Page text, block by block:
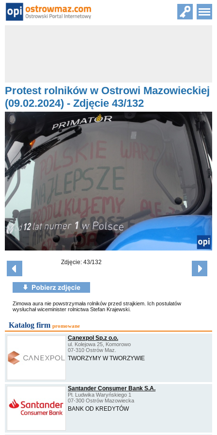
Protest rolników w Ostrowi Mazowieckiej
(09.02.2024) - Zdjęcie 43/132
Zdjęcie: 43/132
Zimowa aura nie powstrzymała rolników przed strajkiem. Ich postulatów
wysłuchał wiceminister rolnictwa Stefan Krajewski.
Katalog firm promowane
Canexpol Sp.z o.o.
ul. Kolejowa 25, Komorowo
07-310 Ostrów Maz.
TWORZYMY W TWORZYWIE
Santander Consumer Bank S.A.
Pl. Ludwika Waryńskiego 1
07-300 Ostrów Mazowiecka
BANK OD KREDYTÓW